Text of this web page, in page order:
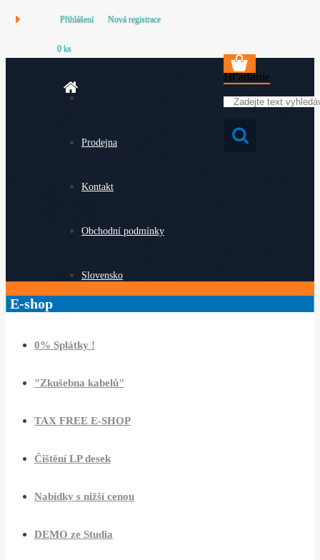
Prodejna
Kontakt
Obchodní podmínky
Slovensko
Hľadanie
Přihlášení Nová registrace
0 ks
E-shop
0% Splátky !
"Zkušebna kabelů"
TAX FREE E-SHOP
Čištění LP desek
Nabídky s nižší cenou
DEMO ze Studia